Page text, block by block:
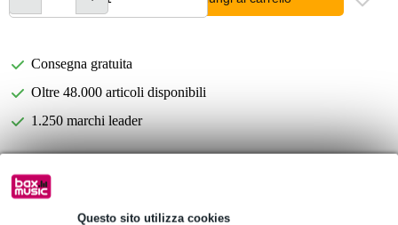
Questo sito utilizza cookies
Consegna gratuita
Oltre 48.000 articoli disponibili
1.250 marchi leader
9,90 € di premio